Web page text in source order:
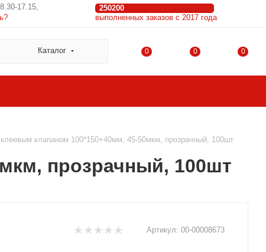
17.15,
250200
выполненных заказов с 2017 года
Каталог 0 0 0
клапаном 100*150+40мм, 45-50мкм, прозрачный, 100шт
прозрачный, 100шт
Артикул: 00-00008673